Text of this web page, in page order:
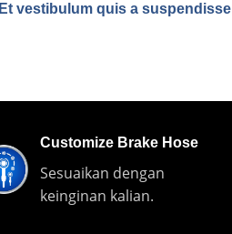
Et vestibulum quis a suspendisse
Customize Brake Hose
Sesuaikan dengan
keinginan kalian.